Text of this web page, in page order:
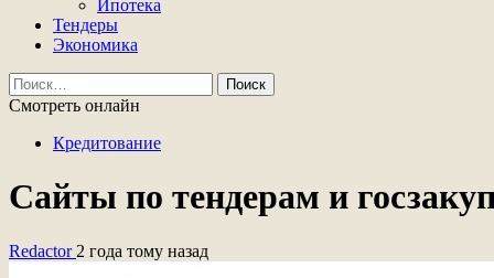
Ипотека
Тендеры
Экономика
Найти:
Смотреть онлайн
Кредитование
Сайты по тендерам и
Redactor 2 года тому назад